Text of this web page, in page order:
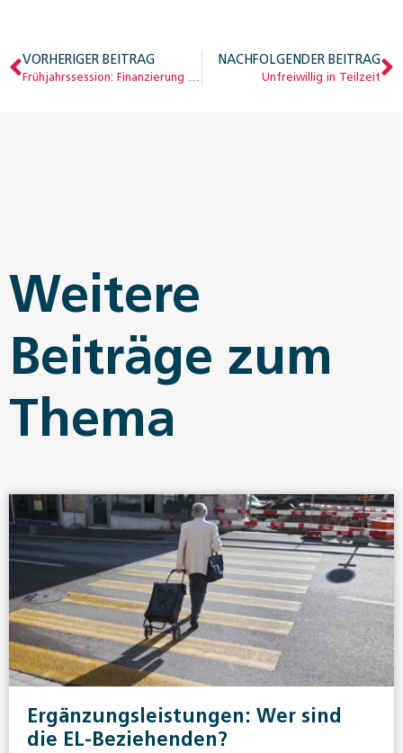
VORHERIGER BEITRAG
Frühjahrssession: Finanzierung der 13. AHV-Rente weiterhin unklar
NACHFOLGENDER BEITRAG
Unfreiwillig in Teilzeit
Weitere
Beiträge zum
Thema
Ergänzungsleistungen: Wer sind
die EL-Beziehenden?